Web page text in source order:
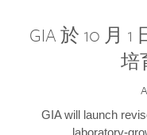
GIA 於 10 月
培
GIA will launch
laboratory-